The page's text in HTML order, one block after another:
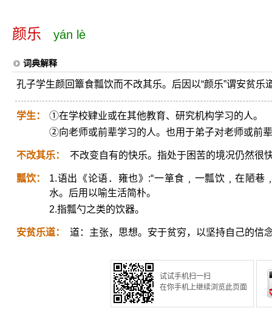
颜乐 yán lè
词典解释
孔子学生颜回簟食瓢饮而不改其乐。后因以“颜乐”谓安贫乐
学生：
①在学校肄业或在其他教育、研究机构学习的人。
②向老师或前辈学习的人。也用于弟子对老师或前
不改其乐： 不改变自有的快乐。指处于困苦的境况仍然很
瓢饮：
1.语出《论语．雍也》:“一箪食﹐一瓢饮﹐在陋
水。后用以喻生活简朴。
2.指瓢勺之类的饮器。
安贫乐道： 道：主张，思想。安于贫穷，以坚持自己的信
试试手机扫一扫
在你手机上继续浏览此页面